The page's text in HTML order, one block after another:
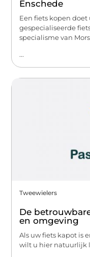
Enschede
Een fiets kopen
gespecialiseerde
specialisme van
...
Tweewielers
De
en omgeving
Als uw fiets kapot is
wilt u hier natuurlijk